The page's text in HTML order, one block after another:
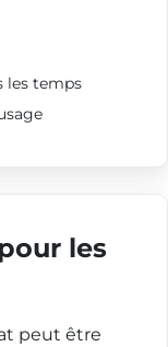
les temps
les
peut être